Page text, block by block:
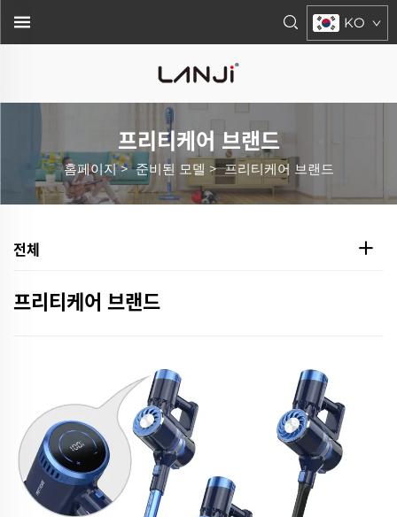
KO
프리티케어 브랜드
홈페이지>준비된 모델 >프리티케어 브랜드
전체
프리티케어 브랜드